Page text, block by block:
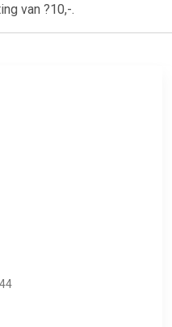
van ?10,-.